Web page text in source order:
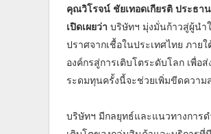
คุณวิโรจน์ ชัยเทอดเกียรติ ประธ
เปิดเผยว่า บริษัทฯ มุ่งมั่นก้าวสู่ผู้นำ
ปราศจากเชื้อในประเทศไทย ภา
องค์กรสู่การเติบโตระดับโลก เพื่อ
ระดมทุนครั้งนี้จะช่วยเพิ่มขีดความ
บริษัทฯ มีกลยุทธ์และแนวทางการด